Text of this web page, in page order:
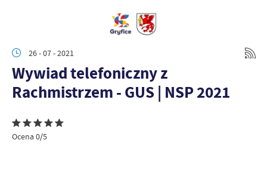
26 - 07 - 2021
Wywiad telefoniczny z
Rachmistrzem - GUS | NSP 2021
Ocena 0/5